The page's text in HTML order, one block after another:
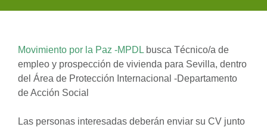
Movimiento por la Paz -MPDL busca Técnico/a de
empleo y prospección de vivienda para Sevilla, dentro
del Área de Protección Internacional -Departamento
de Acción Social
Las personas interesadas deberán enviar su CV junto